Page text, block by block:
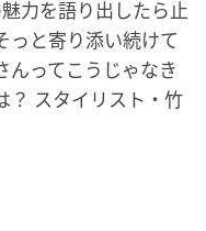
力を語り出したら止
っと寄り添い続けて
んってこうじゃなき
？ スタイリスト・竹